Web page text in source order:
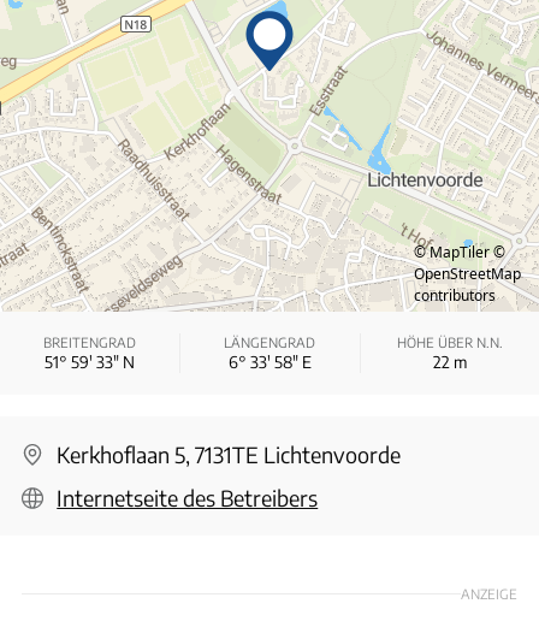
© MapTiler ©
OpenStreetMap
contributors
BREITENGRAD
51° 59′ 33″ N
LÄNGENGRAD
6° 33′ 58″ E
HÖHE ÜBER N.N.
22 m
Kerkhoflaan 5, 7131TE Lichtenvoorde
Internetseite des Betreibers
ANZEIGE